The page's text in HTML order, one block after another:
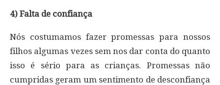
4) Falta de confiança
Nós costumamos fazer promessas para nossos
filhos algumas vezes sem nos dar conta do quanto
isso é sério para as crianças. Promessas não
cumpridas geram um sentimento de desconfiança